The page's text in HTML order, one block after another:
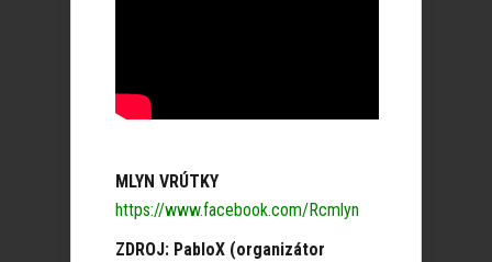
MLYN VRÚTKY
https://www.facebook.com/Rcmlyn
ZDROJ: PabloX (organizátor